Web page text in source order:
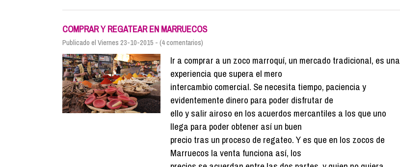
COMPRAR Y REGATEAR EN MARRUECOS
Publicado el Viernes 23-10-2015 - (4 comentarios)
Ir a comprar a un zoco marroquí, un mercado tradicional, es una
experiencia que supera el mero
intercambio comercial. Se necesita tiempo, paciencia y
evidentemente dinero para poder disfrutar de
ello y salir airoso en los acuerdos mercantiles a los que uno
llega para poder obtener así un buen
precio tras un proceso de regateo. Y es que en los zocos de
Marruecos la venta funciona así, los